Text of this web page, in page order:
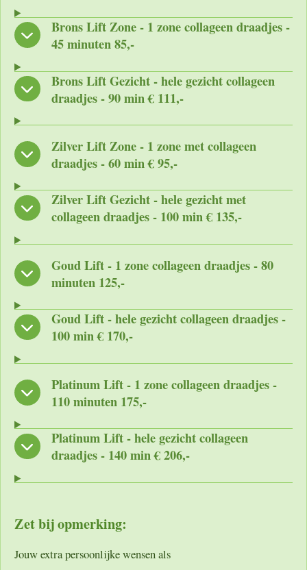
Brons Lift Zone - 1 zone collageen draadjes -
45 minuten 85,-
Brons Lift Gezicht - hele gezicht collageen
draadjes - 90 min € 111,-
Zilver Lift Zone - 1 zone met collageen
draadjes - 60 min € 95,-
Zilver Lift Gezicht - hele gezicht met
collageen draadjes - 100 min € 135,-
Goud Lift - 1 zone collageen draadjes - 80
minuten 125,-
Goud Lift - hele gezicht collageen draadjes -
100 min € 170,-
Platinum Lift - 1 zone collageen draadjes -
110 minuten 175,-
Platinum Lift - hele gezicht collageen
draadjes - 140 min € 206,-
Zet bij opmerking:
Jouw extra persoonlijke wensen als